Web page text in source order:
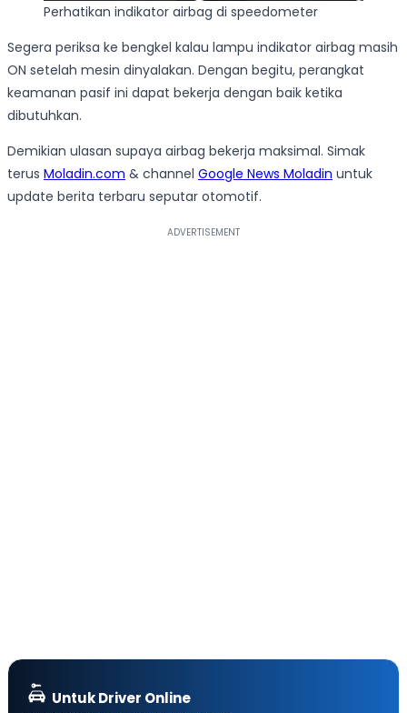
Perhatikan indikator airbag di speedometer
Segera periksa ke bengkel kalau lampu indikator airbag masih
ON setelah mesin dinyalakan. Dengan begitu, perangkat
keamanan pasif ini dapat bekerja dengan baik ketika
dibutuhkan.
Demikian ulasan supaya airbag bekerja maksimal. Simak
terus Moladin.com & channel Google News Moladin untuk
update berita terbaru seputar otomotif.
Untuk Driver Online